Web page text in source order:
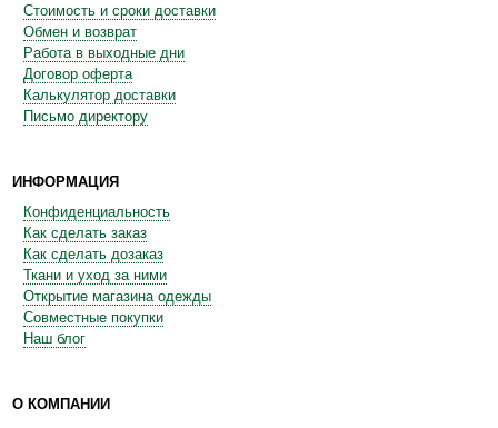
Стоимость и сроки доставки
Обмен и возврат
Работа в выходные дни
Договор оферта
Калькулятор доставки
Письмо директору
ИНФОРМАЦИЯ
Конфиденциальность
Как сделать заказ
Как сделать дозаказ
Ткани и уход за ними
Открытие магазина одежды
Совместные покупки
Наш блог
О КОМПАНИИ